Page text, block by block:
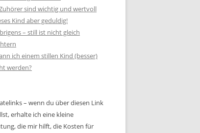
sind wichtig und wertvoll
Kind aber geduldig!
– still ist nicht gleich
ich einem stillen Kind (besser)
werden?
– wenn du über diesen Link
erhalte ich eine kleine
die mir hilft, die Kosten für